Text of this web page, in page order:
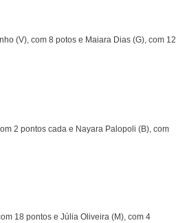
(V), com 8 potos e Maiara Dias (G), com 12
2 pontos cada e Nayara Palopoli (B), com
18 pontos e Júlia Oliveira (M), com 4